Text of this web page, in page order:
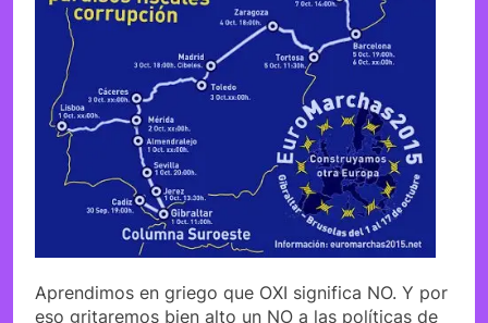
Aprendimos en griego que OXI significa NO. Y por
eso gritaremos bien alto un NO a las políticas de